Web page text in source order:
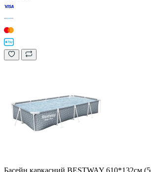
Басейн каркасний BESTWAY 610*132см